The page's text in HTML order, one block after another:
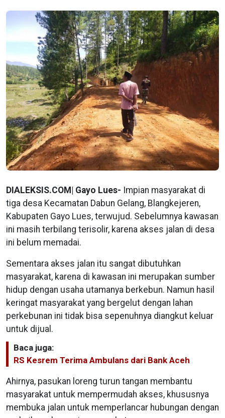
DIALEKSIS.COM| Gayo Lues- Impian masyarakat di
tiga desa Kecamatan Dabun Gelang, Blangkejeren,
Kabupaten Gayo Lues, terwujud. Sebelumnya kawasan
ini masih terbilang terisolir, karena akses jalan di desa
ini belum memadai.
Sementara akses jalan itu sangat dibutuhkan
masyarakat, karena di kawasan ini merupakan sumber
hidup dengan usaha utamanya berkebun. Namun hasil
keringat masyarakat yang bergelut dengan lahan
perkebunan ini tidak bisa sepenuhnya diangkut keluar
untuk dijual.
Baca juga:
RS Kesrem Terima Ambulans dari Bank Aceh
Ahirnya, pasukan loreng turun tangan membantu
masyarakat untuk mempermudah akses, khususnya
membuka jalan untuk memperlancar hubungan dengan